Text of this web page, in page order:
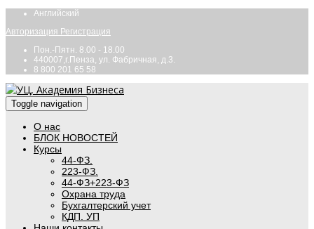
Английский
Авторизация Регистрация
Пон.-Пятн. 8.00 - 18.00
440007,г.Пенза, ул. Фабричная, д.3.
8 800 201 65 58
Toggle navigation
О нас
БЛОК НОВОСТЕЙ
Курсы
44-ФЗ.
223-ФЗ.
44-ФЗ+223-ФЗ
Охрана труда
Бухгалтерский учет
КДП. УП